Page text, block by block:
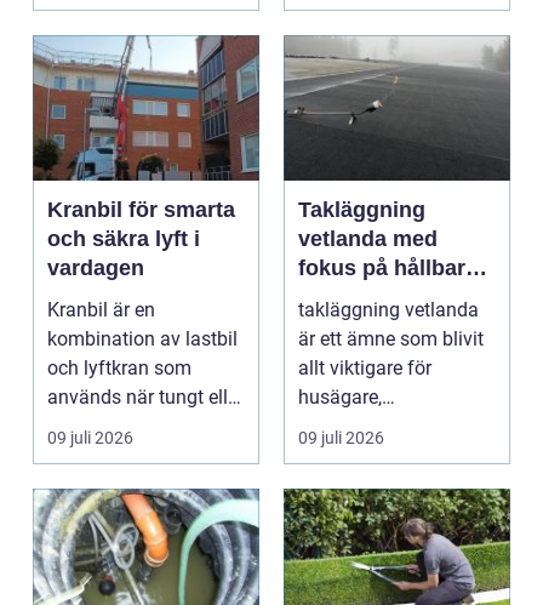
Kranbil för smarta
och säkra lyft i
vardagen
Kranbil är en
kombination av lastbil
och lyftkran som
används när tungt eller
skrymma...
09 juli 2026
Takläggning
vetlanda med
fokus på hållbara
tak och trygga hus
takläggning vetlanda
är ett ämne som blivit
allt viktigare för
husägare,
bostadsrättsföreningar
och ...
09 juli 2026